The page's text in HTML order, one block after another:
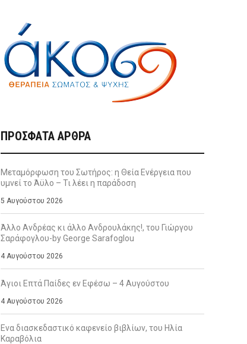
ΠΡΌΣΦΑΤΑ ΆΡΘΡΑ
Μεταμόρφωση του Σωτήρος: η Θεία Ενέργεια που
υμνεί το Άϋλο – Τι λέει η παράδοση
5 Αυγούστου 2026
Άλλο Ανδρέας κι άλλο Ανδρουλάκης!, του Γιώργου
Σαράφογλου-by George Sarafoglou
4 Αυγούστου 2026
Άγιοι Επτά Παίδες εν Εφέσω – 4 Αυγούστου
4 Αυγούστου 2026
Ενα διασκεδαστικό καφενείο βιβλίων, του Ηλία
Καραβόλια